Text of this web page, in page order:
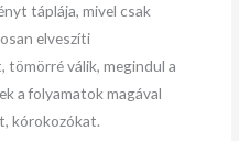
táplája, mivel csak
elveszíti
tömörré válik, megindul a
a folyamatok magával
kórokozókat.